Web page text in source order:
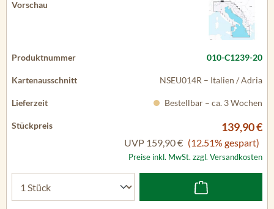
010-C1239-20
NSEU014R – Italien / Adria
Bestellbar – ca. 3 Wochen
139,90 €
UVP 159,90 € (12.51% gespart)
Preise inkl. MwSt. zzgl. Versandkosten